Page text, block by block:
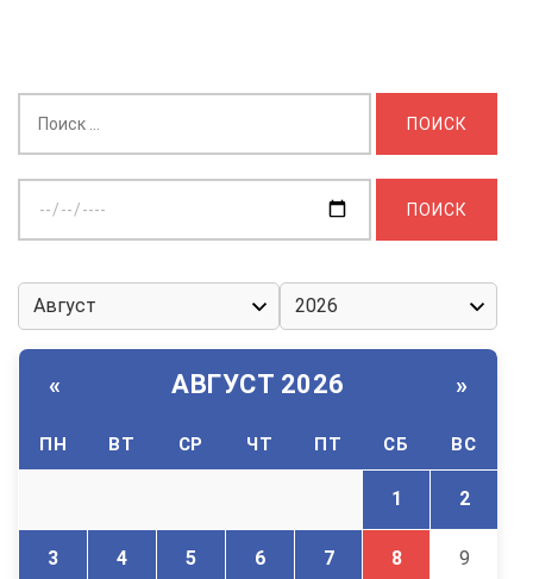
дату:
« АВГУСТ 2026 »
ПН ВТ СР ЧТ ПТ СБ ВС
1 2
3 4 5 6 7 8 9